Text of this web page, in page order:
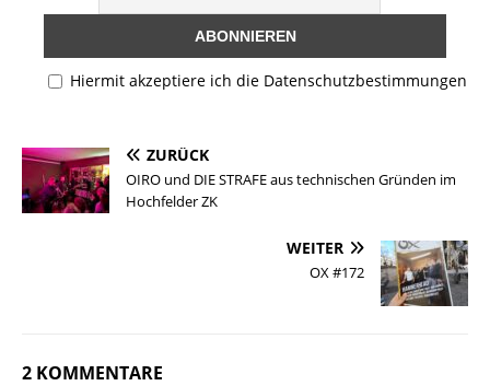
Hiermit akzeptiere ich die Datenschutzbestimmungen
ZURÜCK
OIRO und DIE STRAFE aus technischen Gründen im
Hochfelder ZK
WEITER
OX #172
2 KOMMENTARE